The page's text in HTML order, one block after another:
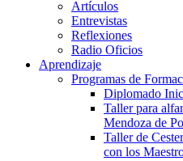
Artículos
Entrevistas
Reflexiones
Radio Oficios
Aprendizaje
Programas de
Diplomado
Taller para
Mendoza de
Taller de
con los